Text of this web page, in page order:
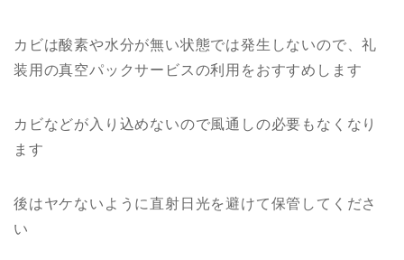
カビは酸素や水分が無い状態では発生しないので、礼
装用の真空パックサービスの利用をおすすめします
カビなどが入り込めないので風通しの必要もなくなり
ます
後はヤケないように直射日光を避けて保管してくださ
い